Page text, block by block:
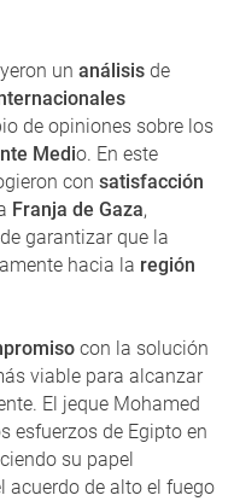
un análisis de
de opiniones sobre los
Medio. En este
con satisfacción
Franja de Gaza,
garantizar que la
hacia la región
con la solución
viable para alcanzar
El jeque Mohamed
esfuerzos de Egipto en
su papel
acuerdo de alto el fuego